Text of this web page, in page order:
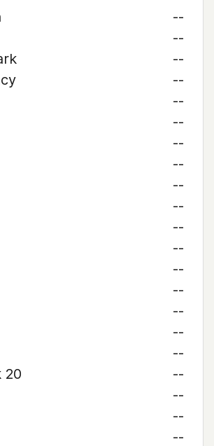
--
--
--
--
--
--
--
--
--
--
--
--
--
--
--
--
--
20
--
--
--
--